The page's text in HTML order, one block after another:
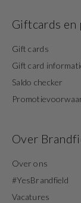
Giftcards en
Gift cards
Gift card
Saldo checker
Over
Over ons
#YesBrandfield
Vacatures